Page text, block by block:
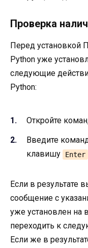
Проверка
Перед установкой
Python уже
следующие
Python:
Откройте
Введите
клавишу
Enter
Если в результате
сообщение с
уже установлен
переходить к
Если же в